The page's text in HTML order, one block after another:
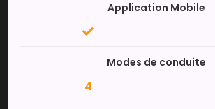
Application Mobile
Modes de conduite
4